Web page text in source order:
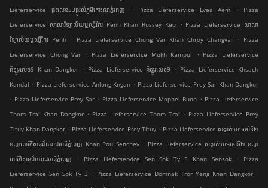
Lieferservice ផ្ទះលេខ33ផ្លូវលំភូមិកោះនរាភ្នំពេញ
. Pizza Lieferservice Lvea Aem .
Pizza
Lieferservice សាលាវិទ្យាល័យឬស្សីកែវ Penh Khan Russey Keo
. Pizza Lieferservice សាលា
វិទ្យាល័យឬស្សីកែវ Penh
. Pizza Lieferservice Chong Var Khan Chroy Changvar . Pizza
Lieferservice Chong Var
. Pizza Lieferservice Mukh Kampul . Pizza Lieferservice
គីឡូរលេខ9 Khan Dangkor
. Pizza Lieferservice គីឡូរលេខ9 . Pizza Lieferservice Khsach
Kandal . Pizza Lieferservice Anlong Kngan . Pizza Lieferservice Prey Sar Khan Dangkor
. Pizza Lieferservice Prey Sar . Pizza Lieferservice Mophei Buon . Pizza Lieferservice
Thom Trai Khan Dangkor . Pizza Lieferservice Thom Trai . Pizza Lieferservice Prey
Tituy Khan Dangkor . Pizza Lieferservice Prey Tituy . Pizza Lieferservice សង្កាត់ចោមចៅទី២
ខណ្ឌពោធិ៍សែនជ័យរាជធានីភ្នំពេញ Khan Pou Senchey . Pizza Lieferservice សង្កាត់ចោមចៅទី២ ខណ្ឌ
ពោធិ៍សែនជ័យរាជធានីភ្នំពេញ
. Pizza Lieferservice Sen Sok Ty 3 Khan Sensok .
Pizza
Lieferservice Sen Sok Ty 3
. Pizza Lieferservice Domnak Tror Yeng Khan Dangkor .